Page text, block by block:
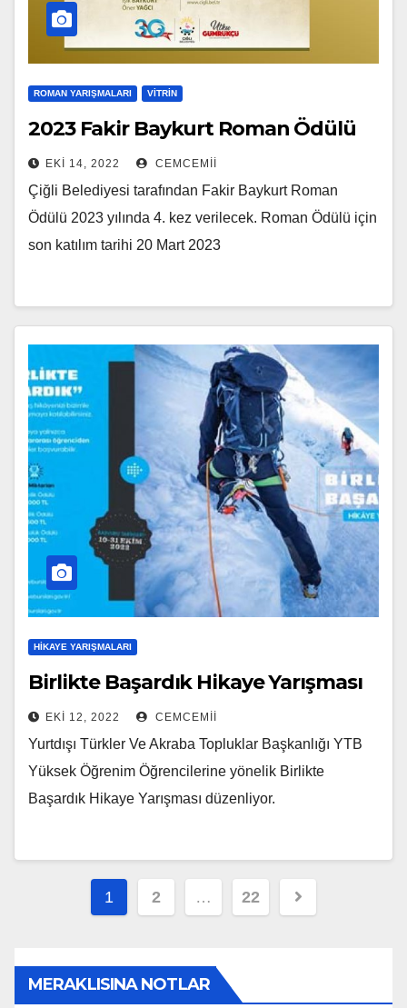
ROMAN YARIŞMALARI VITRIN
2023 Fakir Baykurt Roman Ödülü
EKI 14, 2022 CEMCEMII
Çiğli Belediyesi tarafından Fakir Baykurt Roman
Ödülü 2023 yılında 4. kez verilecek. Roman Ödülü için
son katılım tarihi 20 Mart 2023
HIKAYE YARIŞMALARI
Birlikte Başardık Hikaye Yarışması
EKI 12, 2022 CEMCEMII
Yurtdışı Türkler Ve Akraba Topluklar Başkanlığı YTB
Yüksek Öğrenim Öğrencilerine yönelik Birlikte
Başardık Hikaye Yarışması düzenliyor.
Yazı
1 2 … 22
MERAKLISINA NOTLAR